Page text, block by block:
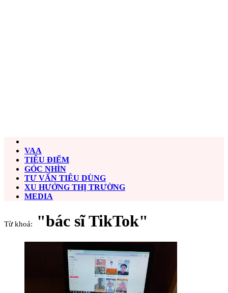
VAA
TIÊU ĐIỂM
GÓC NHÌN
TƯ VẤN TIÊU DÙNG
XU HƯỚNG THỊ TRƯỜNG
MEDIA
Từ khoá: "bác sĩ TikTok"